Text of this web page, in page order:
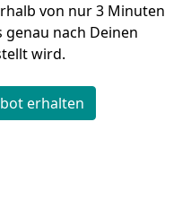
von nur3 Minuten
genau nach Deinen
wird.
erhalten